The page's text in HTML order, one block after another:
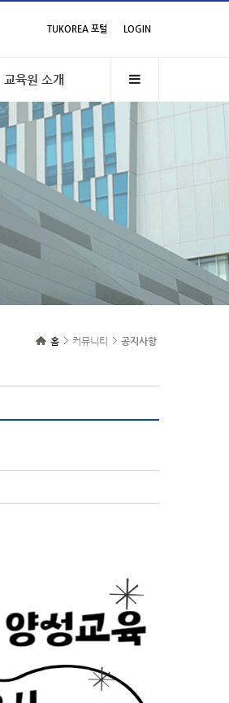
TUKOREA 포털 LOGIN
교육원 소개
홈 커뮤니티 공지사항